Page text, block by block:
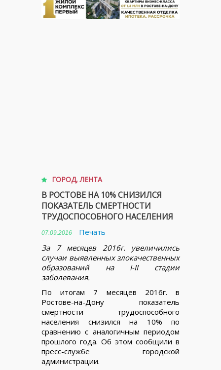
ГОРОД,ЛЕНТА
В РОСТОВЕ НА 10% СНИЗИЛСЯ
ПОКАЗАТЕЛЬ СМЕРТНОСТИ
ТРУДОСПОСОБНОГО НАСЕЛЕНИЯ
07.09.2016
Печать
За 7 месяцев 2016г. увеличились
случаи выявленных злокачественных
образований на I-II стадии
заболевания.
По итогам 7 месяцев 2016г. в
Ростове-на-Дону показатель
смертности трудоспособного
населения снизился на 10% по
сравнению с аналогичным периодом
прошлого года. Об этом сообщили в
пресс-службе городской
администрации.